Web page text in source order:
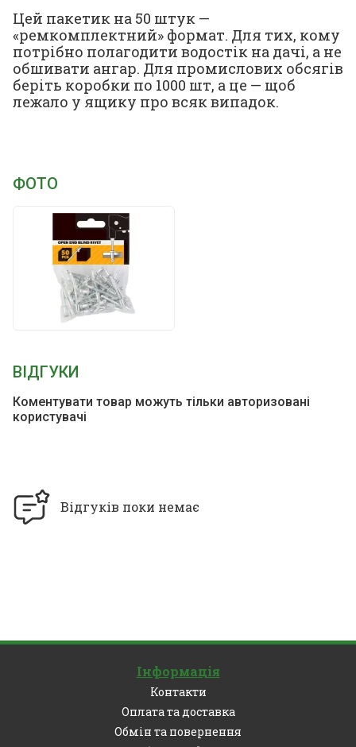
Цей пакетик на 50 штук —
«ремкомплектний» формат. Для тих, кому
потрібно полагодити водостік на дачі, а не
обшивати ангар. Для промислових обсягів
беріть коробки по 1000 шт, а це — щоб
лежало у ящику про всяк випадок.
ФОТО
ВІДГУКИ
Коментувати товар можуть тільки авторизовані
користувачі
Відгуків поки немає
Інформація
Контакти
Оплата та доставка
Обмін та повернення